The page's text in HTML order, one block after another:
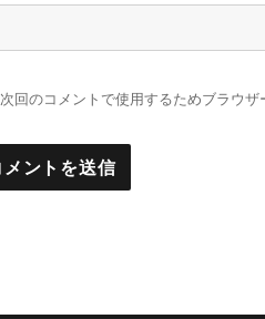
次回のコメントで使用するためブラウ